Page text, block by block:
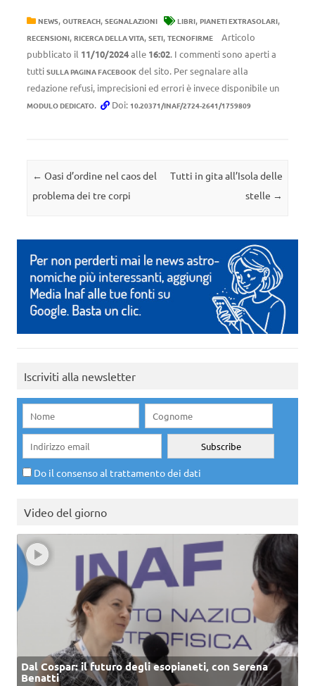
NEWS, OUTREACH, SEGNALAZIONI LIBRI, PIANETI EXTRASOLARI,
RECENSIONI, RICERCA DELLA VITA, SETI, TECNOFIRME
Articolo
pubblicato il 11/10/2024alle 16:02. I commenti sono aperti a
tutti SULLA PAGINA FACEBOOK del sito. Per segnalare alla
redazione refusi, imprecisioni ed errori è invece disponibile un
MODULO DEDICATO. Doi: 10.20371/INAF/2724-2641/1759809
Navigazione articolo
← Oasi d’ordine nel caos del
problema dei tre corpi
Tutti in gita all’Isola delle
stelle →
Iscriviti alla newsletter
Do il consenso al trattamento dei dati
Video del giorno
Dal Cospar: il futuro degli esopianeti, con Serena
Benatti